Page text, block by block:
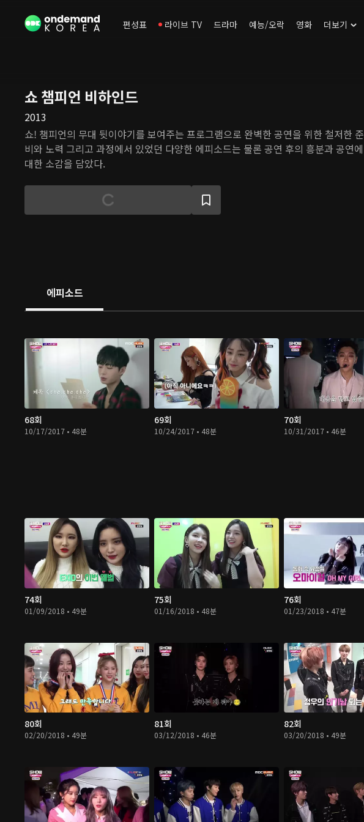
편성표 라이브 TV 드라마 예능/오락 영화 더보기
쇼 챔피언 비하인드
2013
쇼! 챔피언의 무대 뒷이야기를 보여주는 프로그램으로 완벽한 공연을 위한 철저한 준
비와 노력 그리고 과정에서 있었던 다양한 에피소드는 물론 공연 후의 흥분과 공연에
대한 소감을 담았다.
에피소드
68회
10/17/2017 • 48분
69회
10/24/2017 • 48분
70회
10/31/2017 • 46분
74회
01/09/2018 • 49분
75회
01/16/2018 • 48분
76회
01/23/2018 • 47분
80회
02/20/2018 • 49분
81회
03/12/2018 • 46분
82회
03/20/2018 • 49분